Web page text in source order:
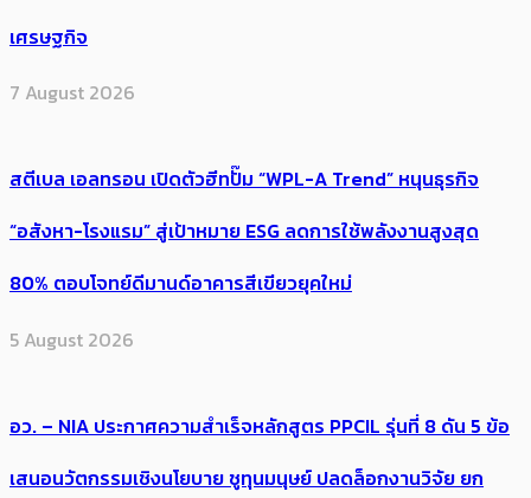
เศรษฐกิจ
7 August 2026
สตีเบล เอลทรอน เปิดตัวฮีทปั๊ม “WPL-A Trend” หนุนธุรกิจ
“อสังหา-โรงแรม” สู่เป้าหมาย ESG ลดการใช้พลังงานสูงสุด
80% ตอบโจทย์ดีมานด์อาคารสีเขียวยุคใหม่
5 August 2026
อว. – NIA ประกาศความสำเร็จหลักสูตร PPCIL รุ่นที่ 8 ดัน 5 ข้อ
เสนอนวัตกรรมเชิงนโยบาย ชูทุนมนุษย์ ปลดล็อกงานวิจัย ยก